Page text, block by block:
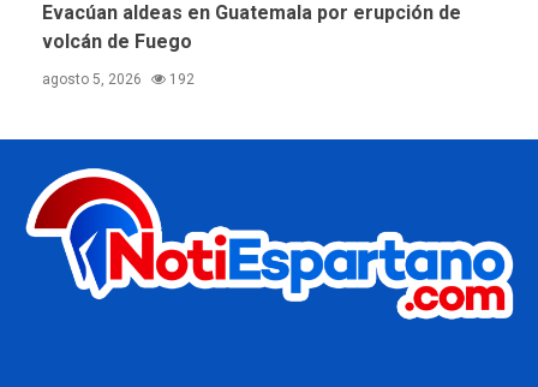
Evacúan aldeas en Guatemala por erupción de
volcán de Fuego
agosto 5, 2026 192